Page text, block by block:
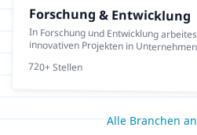
Forschung & Entwicklung
In Forschung und Entwicklung
innovativen Projekten in
Forschungseinrichtungen. Perfekt
Theorie und Praxis verbinden wollen.
720+ Stellen
Alle Branchen